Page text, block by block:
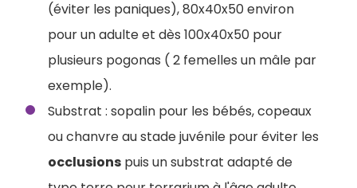
(éviter les paniques), 80x40x50 environ
pour un adulte et dès 100x40x50 pour
plusieurs pogonas ( 2 femelles un mâle par
exemple).
Substrat : sopalin pour les bébés, copeaux
ou chanvre au stade juvénile pour éviter les
occlusions puis un substrat adapté de